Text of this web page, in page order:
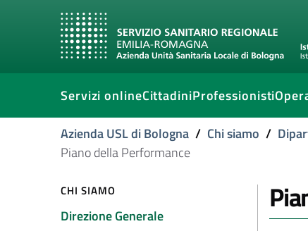
Servizi onlineCittadiniProfessionisti
Azienda USL di Bologna / Chi siamo /
Piano della Performance
CHI SIAMO
Direzione Generale